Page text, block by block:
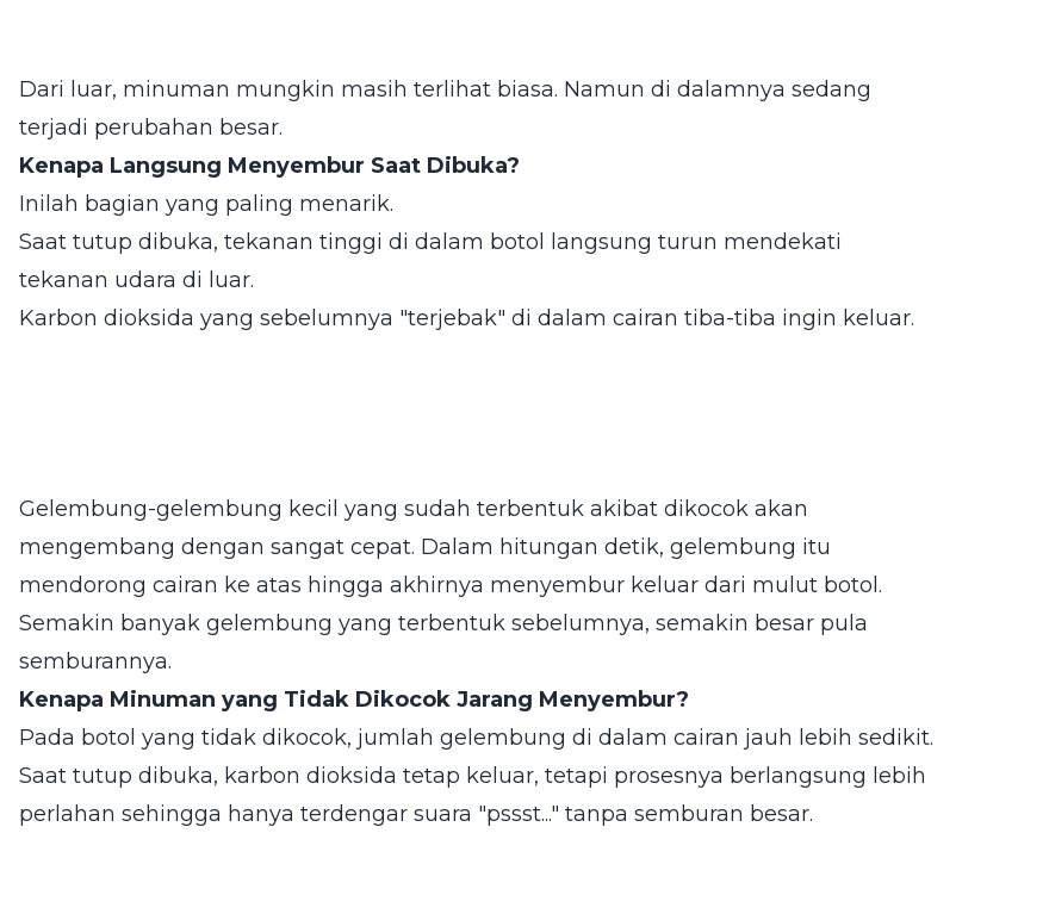
Dari luar, minuman mungkin masih terlihat biasa. Namun di dalamnya sedang
terjadi perubahan besar.
Kenapa Langsung Menyembur Saat Dibuka?
Inilah bagian yang paling menarik.
Saat tutup dibuka, tekanan tinggi di dalam botol langsung turun mendekati
tekanan udara di luar.
Karbon dioksida yang sebelumnya "terjebak" di dalam cairan tiba-tiba ingin keluar.
Gelembung-gelembung kecil yang sudah terbentuk akibat dikocok akan
mengembang dengan sangat cepat. Dalam hitungan detik, gelembung itu
mendorong cairan ke atas hingga akhirnya menyembur keluar dari mulut botol.
Semakin banyak gelembung yang terbentuk sebelumnya, semakin besar pula
semburannya.
Kenapa Minuman yang Tidak Dikocok Jarang Menyembur?
Pada botol yang tidak dikocok, jumlah gelembung di dalam cairan jauh lebih sedikit.
Saat tutup dibuka, karbon dioksida tetap keluar, tetapi prosesnya berlangsung lebih
perlahan sehingga hanya terdengar suara "pssst..." tanpa semburan besar.